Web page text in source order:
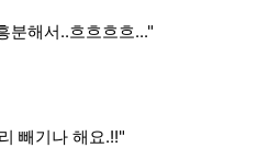
분해서..흐흐흐흐..."
빼기나 해요.!!"